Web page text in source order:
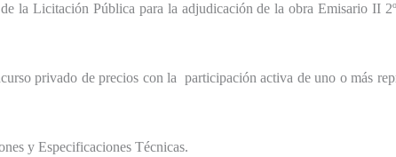
dela Licitación Pública para la adjudicación de la obra Emisario II
privado de precios con la participación activa de uno o más
y Especificaciones Técnicas.